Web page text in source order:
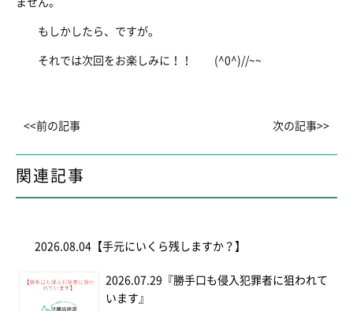
ません。
もしかしたら、ですが。
それでは次回をお楽しみに！！ (^0^)//~~
<<前の記事 次の記事>>
関連記事
2026.08.04 【手元にいくら残しますか？】
2026.07.29 『勝手口も侵入犯罪者に狙われて
います』